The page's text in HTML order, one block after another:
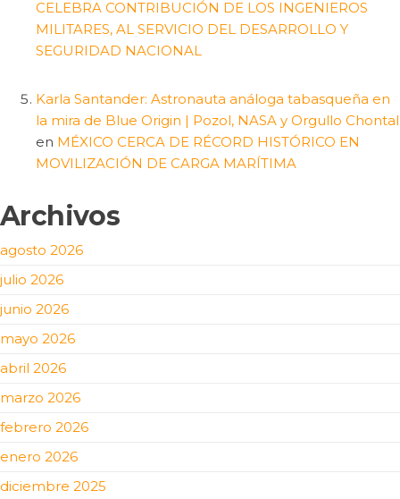
CELEBRA CONTRIBUCIÓN DE LOS INGENIEROS
MILITARES, AL SERVICIO DEL DESARROLLO Y
SEGURIDAD NACIONAL
Karla Santander: Astronauta análoga tabasqueña en
la mira de Blue Origin | Pozol, NASA y Orgullo Chontal
en MÉXICO CERCA DE RÉCORD HISTÓRICO EN
MOVILIZACIÓN DE CARGA MARÍTIMA
Archivos
agosto 2026
julio 2026
junio 2026
mayo 2026
abril 2026
marzo 2026
febrero 2026
enero 2026
diciembre 2025